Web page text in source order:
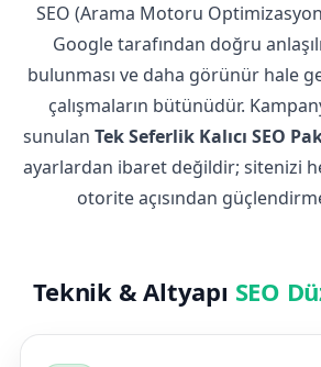
SEO (Arama Motoru
Google tarafından doğru
bulunması ve daha görünür hale
çalışmaların bütünüdür.
sunulan Tek Seferlik Kalıcı SEO
ayarlardan ibaret değildir; sitenizi
otorite açısından
Teknik & Altyapı SEO